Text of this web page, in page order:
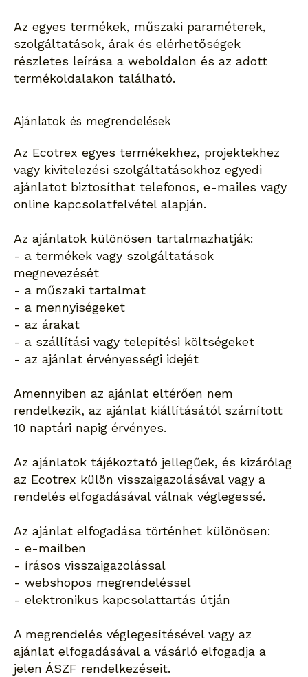
Az egyes termékek, műszaki paraméterek,
szolgáltatások, árak és elérhetőségek
részletes leírása a weboldalon és az adott
termékoldalakon található.
Ajánlatok és megrendelések
Az Ecotrex egyes termékekhez, projektekhez
vagy kivitelezési szolgáltatásokhoz egyedi
ajánlatot biztosíthat telefonos, e-mailes vagy
online kapcsolatfelvétel alapján.
Az ajánlatok különösen tartalmazhatják:
- a termékek vagy szolgáltatások
megnevezését
- a műszaki tartalmat
- a mennyiségeket
- az árakat
- a szállítási vagy telepítési költségeket
- az ajánlat érvényességi idejét
Amennyiben az ajánlat eltérően nem
rendelkezik, az ajánlat kiállításától számított
10 naptári napig érvényes.
Az ajánlatok tájékoztató jellegűek, és kizárólag
az Ecotrex külön visszaigazolásával vagy a
rendelés elfogadásával válnak véglegessé.
Az ajánlat elfogadása történhet különösen:
- e-mailben
- írásos visszaigazolással
- webshopos megrendeléssel
- elektronikus kapcsolattartás útján
A megrendelés véglegesítésével vagy az
ajánlat elfogadásával a vásárló elfogadja a
jelen ÁSZF rendelkezéseit.